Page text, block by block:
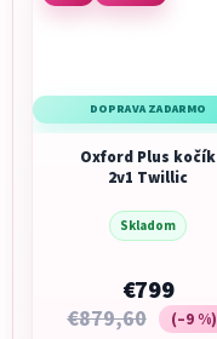
DOPRAVA ZADARMO
Oxford Plus kočík
2v1 Twillic
Skladom
€799
€879,60 (–9 %)